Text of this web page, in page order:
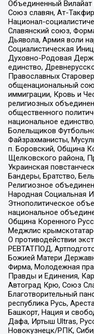
Объединенный
Союз славян, Ат-
Национал-
Славянский союз,
Дьявола, Армия воли
Социалистическая
Духовно-Родовая
единство,
Православных
общенациональный
иммиграции, Кровь и
религиозных
общественного
национальное
Болельщиков
Файзрахманисты,
п. Боровский, Община
Щелковского района,
Украинская
Бандеры, Братство,
Религиозное
Народная Социальная
Этнополитическое
национальное
Община Коренного
Меджлис
О противодействии
РЕВТАТПОД,
Божией Матери
Фирма, Молодежная
Правды и Единения,
Автоград Крю, Союз
Благотворительный
республика Русь,
Башкорт, Нация и
Дафа, Иртыш Ultras,
Новокузнецк/РПК,